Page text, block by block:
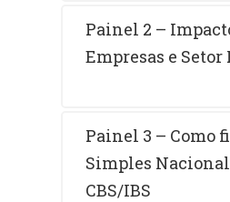
Painel 2 –
Empresas e
Painel 3 – Como
Simples
CBS/IBS